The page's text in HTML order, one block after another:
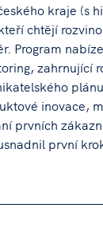
kraje (s
chtějí
Program
zahrnující
inovace,
prvních
první